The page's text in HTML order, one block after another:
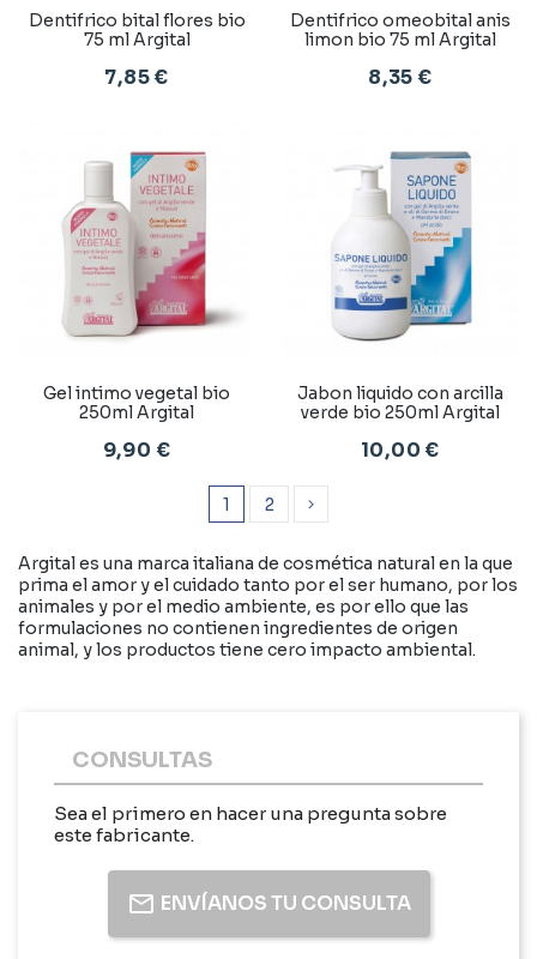
Dentifrico bital flores bio
75 ml Argital
7,85 €
Dentifrico omeobital anis
limon bio 75 ml Argital
8,35 €
Gel intimo vegetal bio
250ml Argital
9,90 €
Jabon liquido con arcilla
verde bio 250ml Argital
10,00 €
1 2
Argital es una marca italiana de cosmética natural en la que
prima el amor y el cuidado tanto por el ser humano, por los
animales y por el medio ambiente, es por ello que las
formulaciones no contienen ingredientes de origen
animal, y los productos tiene cero impacto ambiental.
CONSULTAS
Sea el primero en hacer una pregunta sobre
este fabricante.
ENVÍANOS TU CONSULTA